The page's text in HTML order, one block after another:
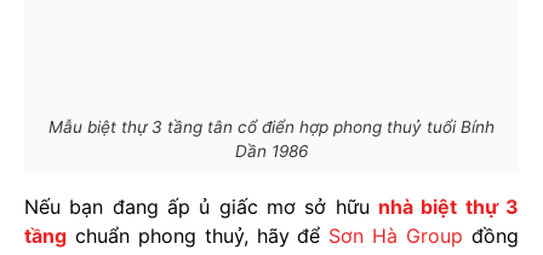
Mẫu biệt thự 3 tầng tân cổ điển hợp phong thuỷ tuổi Bính
Dần 1986
Nếu bạn đang ấp ủ giấc mơ sở hữu nhà biệt thự 3
tầng chuẩn phong thuỷ, hãy để Sơn Hà Group đồng